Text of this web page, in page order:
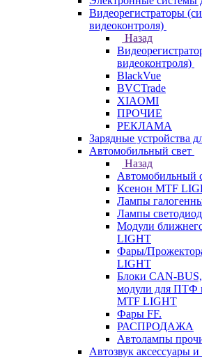
Видеорегистраторы
видеоконтроля)
Назад
видеоконтроля)
BlackVue
BVCTrade
XIAOMI
ПРОЧИЕ
РЕКЛАМА
Зарядные устройства
Автомобильный свет
Назад
Автомобильный
Ксенон MTF
Лампы
Лампы
Модули
LIGHT
Фары/
LIGHT
Блоки CAN-
модули для ПТФ
MTF LIGHT
Фары FF.
РАСПРОДАЖА
Автолампы
Автозвук аксессуары